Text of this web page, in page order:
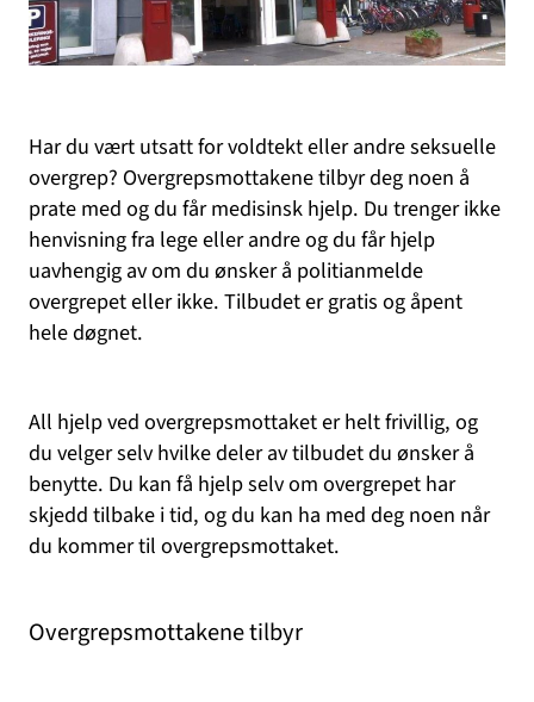
Har du vært utsatt for voldtekt eller andre seksuelle
overgrep? Overgrepsmottakene tilbyr deg noen å
prate med og du får medisinsk hjelp. Du trenger ikke
henvisning fra lege eller andre og du får hjelp
uavhengig av om du ønsker å politianmelde
overgrepet eller ikke. Tilbudet er gratis og åpent
hele døgnet.
All hjelp ved overgrepsmottaket er helt frivillig, og
du velger selv hvilke deler av tilbudet du ønsker å
benytte. Du kan få hjelp selv om overgrepet har
skjedd tilbake i tid, og du kan ha med deg noen når
du kommer til overgrepsmottaket.
Overgrepsmottakene tilbyr